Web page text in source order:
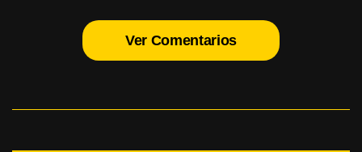
Ver Comentarios